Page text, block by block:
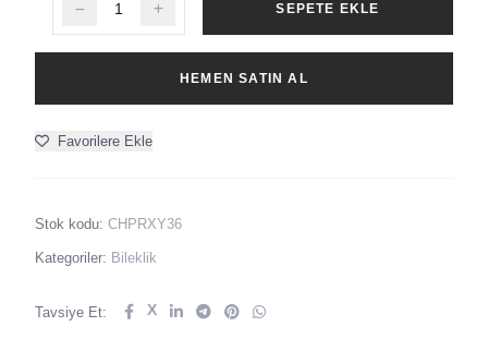
SEPETE EKLE
HEMEN SATIN AL
Favorilere Ekle
Stok kodu: CHPRXY36
Kategoriler: Bileklik
Tavsiye Et: X